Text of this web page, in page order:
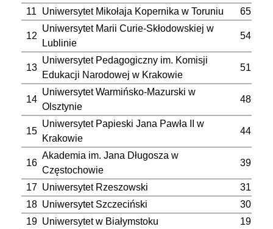
11 Uniwersytet Mikołaja Kopernika w Toruniu 65
12
Uniwersytet Marii Curie-Skłodowskiej w
Lublinie
54
13
Uniwersytet Pedagogiczny im. Komisji
Edukacji Narodowej w Krakowie
51
14
Uniwersytet Warmińsko-Mazurski w
Olsztynie
48
15
Uniwersytet Papieski Jana Pawła II w
Krakowie
44
16
Akademia im. Jana Długosza w
Częstochowie
39
17 Uniwersytet Rzeszowski
31
18 Uniwersytet Szczeciński
30
19 Uniwersytet w Białymstoku 19